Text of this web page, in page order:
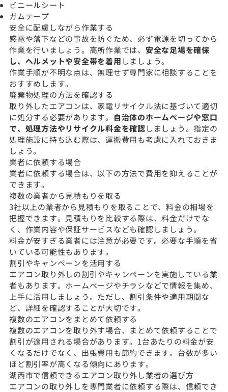
ビニールシート
ガムテープ
安全に配慮しながら作業する
感電や落下などの事故を防ぐため、必ず電源を切ってから
作業を行いましょう。高所作業では、 安全な足場を確保
し、ヘルメットや安全帯を着用 しましょう。
作業手順が不明な点は、無理せず専門家に相談することを
おすすめします。
廃棄物処理の方法を確認する
取り外したエアコンは、家電リサイクル法に基づいて適切
に処分する必要があります。 自治体のホームページや窓口
で、処理方法やリサイクル料金を確認しましょう。指定の
処理施設に持ち込む際は、運搬費用も考慮に入れておきま
しょう。
業者に依頼する場合
業者に依頼する場合は、以下の方法で費用を抑えることが
できます。
複数の業者から見積もりを取る
3社以上の業者から見積もりを取ることで、料金の相場を
把握できます。見積もりを比較する際は、料金だけでな
く、作業内容や保証サービスなども確認しましょう。
料金が安すぎる業者には注意が必要です。必要な手順を省
いている可能性もあります。
割引やキャンペーンを活用する
エアコン取り外しの割引やキャンペーンを実施している業
者もあります。ホームページやチラシなどで情報を集め、
上手に活用しましょう。ただし、割引条件や適用期間な
ど、詳細を確認することが大切です。
複数のエアコンをまとめて依頼する
複数のエアコンを取り外す場合、まとめて依頼することで
割引が適用される場合があります。1台あたりの料金が安
くなるだけでなく、出張費用も節約できます。台数が多い
ほど割引率が高くなる傾向にあります。
湖西市で信頼できるエアコン取り外し業者の選び方
エアコンの取り外しを専門業者に依頼する際は、信頼でき